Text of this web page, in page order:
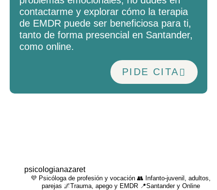
contactarme y explorar cómo la terapia
de EMDR puede ser beneficiosa para ti,
tanto de forma presencial en Santander,
como online.
PIDE CITA
psicologianazaret
💜 Psicóloga de profesión y vocación 👥 Infanto-juvenil, adultos,
parejas 🌌Trauma, apego y EMDR 📍Santander y Online